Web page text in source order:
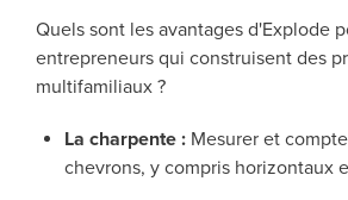
Quels sont les avantages d'Explode
entrepreneurs qui construisent des
multifamiliaux ?
La charpente : Mesurer et
chevrons, y compris horizontaux